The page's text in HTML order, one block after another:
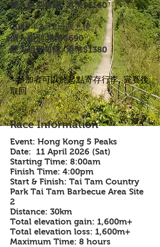
雙人組別每隊: 港幣$1160
2026年2月2日或之後
個人組別:港幣$690
雙人組別每隊: 港幣$1380
* 參加者可以於起點寄存行李, 完賽後
取回
Race Information
Event: Hong Kong 5 Peaks
Date: 11 April 2026 (Sat)
Starting Time: 8:00am
Finish Time: 4:00pm
Start & Finish: Tai Tam Country
Park Tai Tam Barbecue Area Site
2
Distance: 30km
Total elevation gain: 1,600m+
Total elevation loss: 1,600m+
Maximum Time: 8 hours